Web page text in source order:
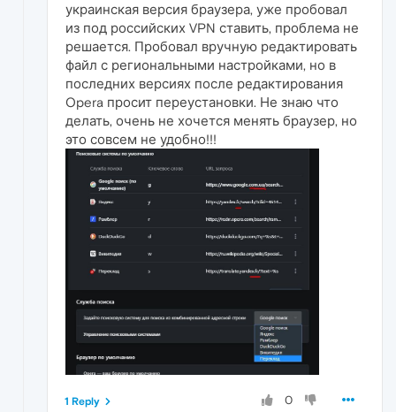
украинская версия браузера, уже пробовал
из под российских VPN ставить, проблема не
решается. Пробовал вручную редактировать
файл с региональными настройками, но в
последних версиях после редактирования
Opera просит переустановки. Не знаю что
делать, очень не хочется менять браузер, но
это совсем не удобно!!!
0
1 Reply